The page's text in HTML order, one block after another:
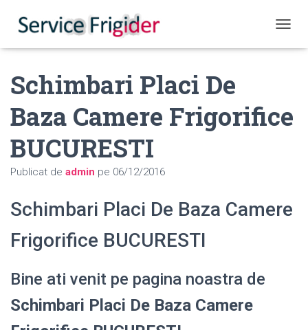
Schimbari Placi De
Baza Camere Frigorifice
BUCURESTI
Publicat de admin pe 06/12/2016
Schimbari Placi De Baza Camere
Frigorifice BUCURESTI
Bine ati venit pe pagina noastra de
Schimbari Placi De Baza Camere